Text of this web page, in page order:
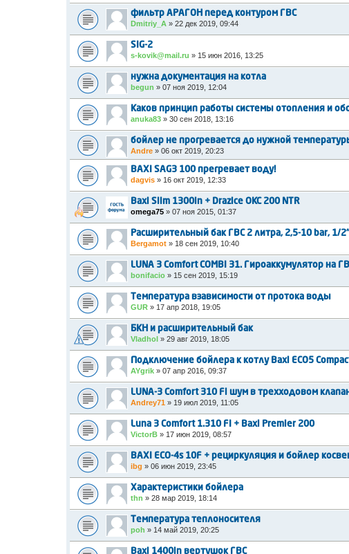
фильтр АРАГОН перед контуром ГВС
Dmitriy_A » 22 дек 2019, 09:44
SIG-2
s-kovik@mail.ru » 15 июн 2016, 13:25
нужна документация на котла
begun » 07 ноя 2019, 12:04
Каков принцип работы системы отопления и
anuka83 » 30 сен 2018, 13:16
бойлер не прогревается до нужной
Andre » 06 окт 2019, 20:23
BAXI SAG3 100 прегревает воду!
dagvis » 16 окт 2019, 12:33
Baxi Slim 1300in + Drazice OKC 200 NTR
omega75 » 07 ноя 2015, 01:37
Расширительный бак ГВС 2 литра, 2,5-10 bar, 1/
Bergamot » 18 сен 2019, 10:40
LUNA 3 Comfort COMBI 31. Гироаккумулятор на
bonifacio » 15 сен 2019, 15:19
Температура взависимости от протока воды
GUR » 17 апр 2018, 19:05
БКН и расширительный бак
Vladhol » 29 авг 2019, 18:05
Подключение бойлера к котлу Baxi ECO5
AYgrik » 07 апр 2016, 09:37
LUNA-3 Comfort 310 Fi шум в трехходовом
Andrey71 » 19 июл 2019, 11:05
Luna 3 Comfort 1.310 FI + Baxi Premier 200
VictorB » 17 июн 2019, 08:57
BAXI ECO-4s 10F + рециркуляция и бойлер
ibg » 06 июн 2019, 23:45
Характеристики бойлера
thn » 28 мар 2019, 18:14
Температура теплоносителя
poh » 14 май 2019, 20:25
Baxi 1400in вертушок ГВС